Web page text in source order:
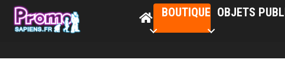
BOUTIQUE OBJETS